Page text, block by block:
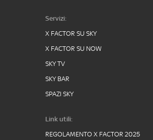
Servizi:
X FACTOR SU SKY
X FACTOR SU NOW
SKY TV
SKY BAR
SPAZI SKY
Link utili:
REGOLAMENTO X FACTOR 2025